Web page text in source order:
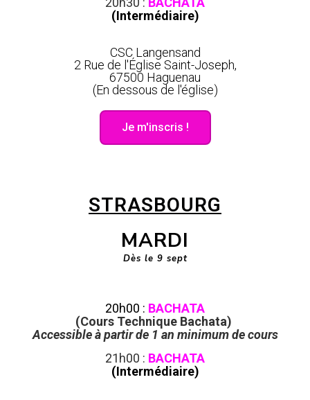
(Intermédiaire)
CSC Langensand
2 Rue de l'Église Saint-Joseph,
67500 Haguenau
(En dessous de l'église)
Je m'inscris !
STRASBOURG
MARDI
Dès le 9 sept
20h00 : BACHATA
(Cours Technique Bachata)
Accessible à partir de 1 an minimum de cours
21h00 : BACHATA
(Intermédiaire)